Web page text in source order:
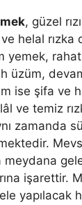
, güzel
helal rızka
yemek,
üzüm,
ise şifa ve
ve temiz
zamanda
.
işarettir.
yapılacak